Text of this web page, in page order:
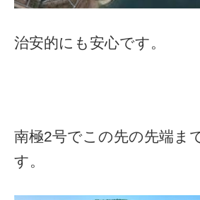
治安的にも安心です。
南極2号でこの先の先端ま
す。